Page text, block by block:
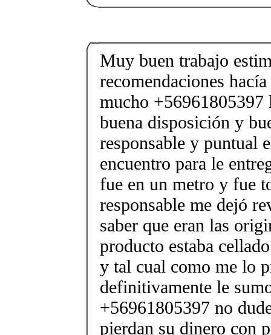
Muy buen trabajo
recomendaciones
mucho
buena disposición y
responsable y puntual
encuentro para le
fue en un metro y fue
responsable me dejó
saber que eran las
producto estaba
y tal cual como me lo
definitivamente le
+56961805397 no
pierdan su dinero con